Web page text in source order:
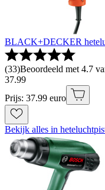
BLACK+DECKER
(33)Beoordeeld met 4.7
37.99
Prijs: 37.99 euro
Bekijk alles in